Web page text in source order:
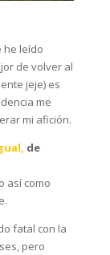
he leído
de volver al
jeje) es
me
mi afición.
de
así como
fatal con la
pero